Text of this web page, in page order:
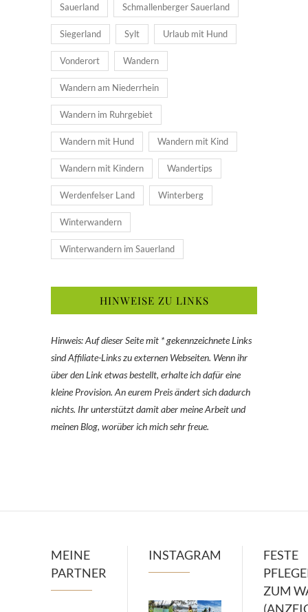
Sauerland Schmallenberger Sauerland
Siegerland Sylt Urlaub mit Hund
Vonderort Wandern
Wandern am Niederrhein
Wandern im Ruhrgebiet
Wandern mit Hund Wandern mit Kind
Wandern mit Kindern Wandertips
Werdenfelser Land Winterberg
Winterwandern
Winterwandern im Sauerland
HINWEISE ZU LINKS
Hinweis: Auf dieser Seite mit * gekennzeichnete Links
sind Affiliate-Links zu externen Webseiten. Wenn ihr
über den Link etwas bestellt, erhalte ich dafür eine
kleine Provision. An eurem Preis ändert sich dadurch
nichts. Ihr unterstützt damit aber meine Arbeit und
meinen Blog, worüber ich mich sehr freue.
MEINE
PARTNER
INSTAGRAM
FESTE
ZUM